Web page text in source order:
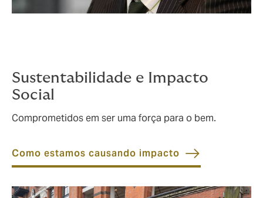
Sustentabilidade e Impacto
Social
Comprometidos em ser uma força para o bem.
Como estamos causando impacto